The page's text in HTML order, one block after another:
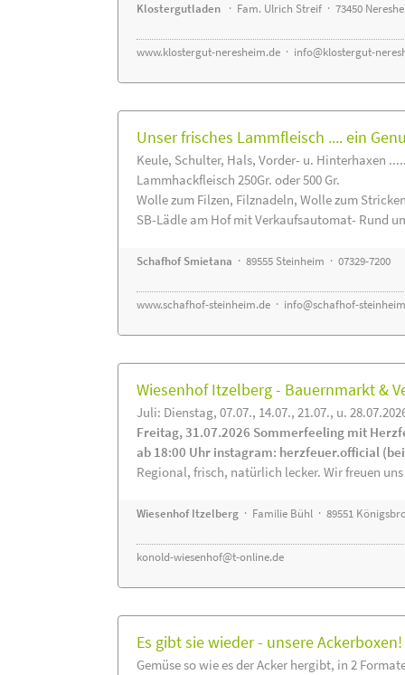
Klostergutladen · Fam. Ulrich Streif · 73450
www.klostergut-neresheim.de · info@klostergut-
Unser frisches Lammfleisch .... ein
Keule, Schulter, Hals, Vorder- u. Hinterhaxen
Lammhackfleisch 250Gr. oder 500 Gr.
Wolle zum Filzen, Filznadeln, Wolle zum
SB-Lädle am Hof mit Verkaufsautomat- Rund
Schafhof Smietana · 89555 Steinheim · 07329-7200
www.schafhof-steinheim.de · info@schafhof-
Wiesenhof Itzelberg - Bauernmarkt &
Juli: Dienstag, 07.07., 14.07., 21.07., u.
Freitag, 31.07.2026 Sommerfeeling mit
ab 18:00 Uhr instagram: herzfeuer.official
Regional, frisch, natürlich lecker. Wir freuen
Wiesenhof Itzelberg · Familie Bühl · 89551
konold-wiesenhof@t-online.de
Es gibt sie wieder - unsere Ackerboxen!
Gemüse so wie es der Acker hergibt, in 2